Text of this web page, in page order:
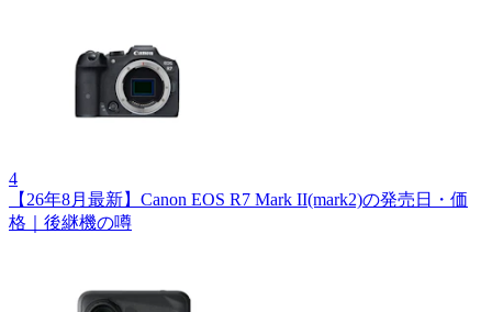
4
【26年8月最新】Canon EOS R7 Mark II(mark2)の発売日・価
格｜後継機の噂